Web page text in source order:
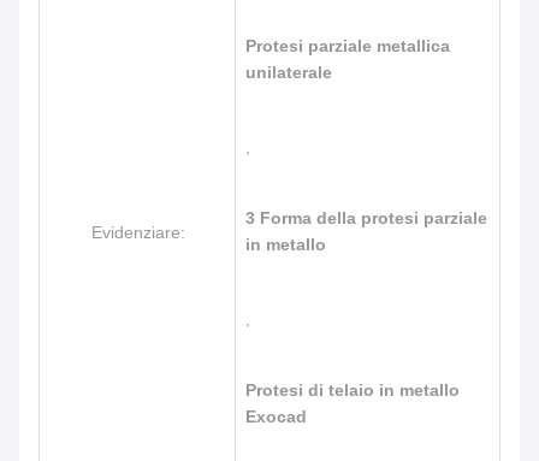
Evidenziare:
Protesi parziale metallica
unilaterale
3 Forma della protesi parziale
in metallo
Protesi di telaio in metallo
Exocad